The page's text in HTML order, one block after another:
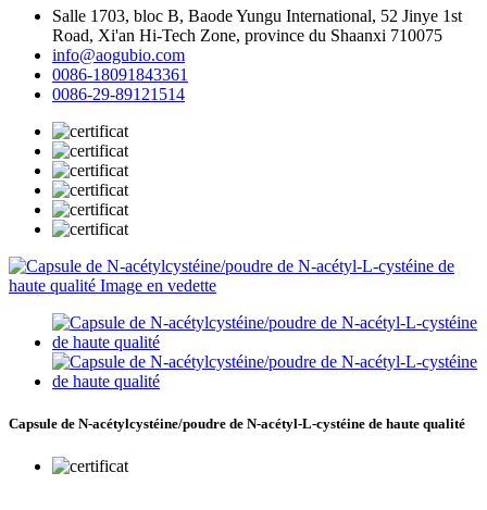
Salle 1703, bloc B, Baode Yungu International, 52 Jinye 1st
Road, Xi'an Hi-Tech Zone, province du Shaanxi 710075
info@aogubio.com
0086-18091843361
0086-29-89121514
Capsule de N-acétylcystéine/poudre de N-acétyl-L-cystéine de haute qualité